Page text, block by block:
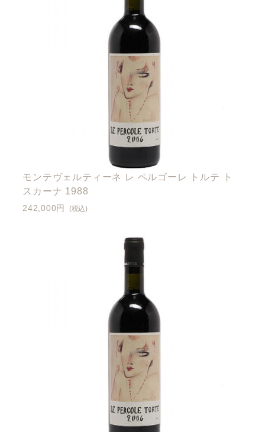
モンテヴェルティーネ レ ペルゴーレ トルテ ト
スカーナ 1988
242,000円 (税込)